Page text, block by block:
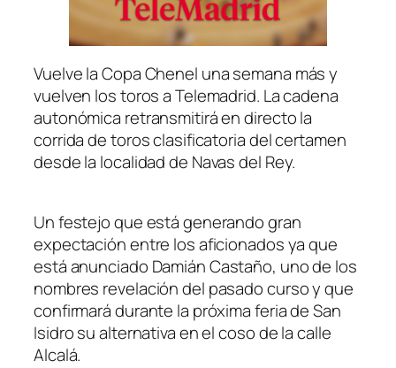
Vuelve la Copa Chenel una semana más y
vuelven los toros a Telemadrid. La cadena
autonómica retransmitirá en directo la
corrida de toros clasificatoria del certamen
desde la localidad de Navas del Rey.
Un festejo que está generando gran
expectación entre los aficionados ya que
está anunciado Damián Castaño, uno de los
nombres revelación del pasado curso y que
confirmará durante la próxima feria de San
Isidro su alternativa en el coso de la calle
Alcalá.